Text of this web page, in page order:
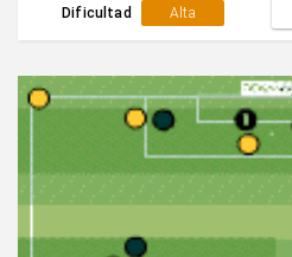
al remate o bien al rechace.
Dificultad Alta